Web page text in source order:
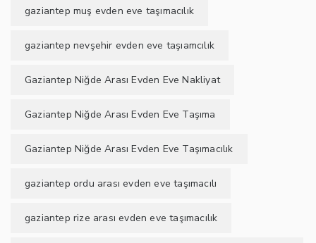
gaziantep muş evden eve taşımacılık
gaziantep nevşehir evden eve taşıamcılık
Gaziantep Niğde Arası Evden Eve Nakliyat
Gaziantep Niğde Arası Evden Eve Taşıma
Gaziantep Niğde Arası Evden Eve Taşımacılık
gaziantep ordu arası evden eve taşımacılı
gaziantep rize arası evden eve taşımacılık